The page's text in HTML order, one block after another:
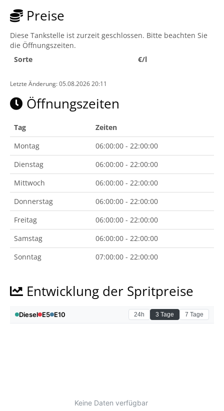
Preise
Diese Tankstelle ist zurzeit geschlossen. Bitte beachten Sie
die Öffnungszeiten.
Sorte
€/l
Letzte Änderung: 05.08.2026 20:11
Öffnungszeiten
Tag
Zeiten
Montag
06:00:00 - 22:00:00
Dienstag
06:00:00 - 22:00:00
Mittwoch
06:00:00 - 22:00:00
Donnerstag
06:00:00 - 22:00:00
Freitag
06:00:00 - 22:00:00
Samstag
06:00:00 - 22:00:00
Sonntag
07:00:00 - 22:00:00
Entwicklung der Spritpreise